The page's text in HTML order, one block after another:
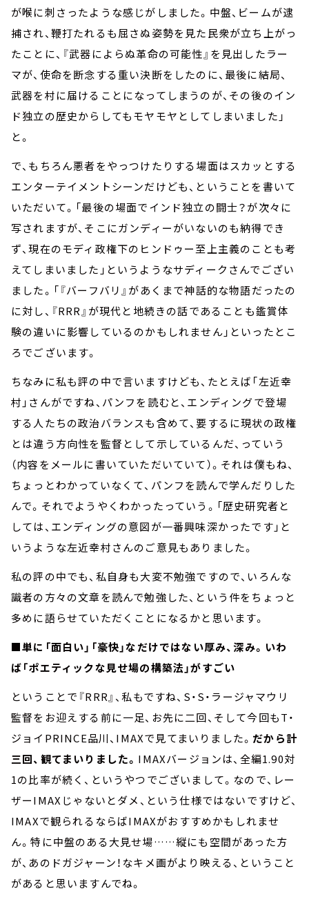
が喉に刺さったような感じがしました。中盤、ビームが逮
捕され、鞭打たれるも屈さぬ姿勢を見た民衆が立ち上がっ
たことに、『武器によらぬ革命の可能性』を見出したラー
マが、使命を断念する重い決断をしたのに、最後に結局、
武器を村に届けることになってしまうのが、その後のイン
ド独立の歴史からしてもモヤモヤとしてしまいました」
と。
で、もちろん悪者をやっつけたりする場面はスカッとする
エンターテイメントシーンだけども、ということを書いて
いただいて。「最後の場面でインド独立の闘士？が次々に
写されますが、そこにガンディーがいないのも納得でき
ず、現在のモディ政権下のヒンドゥー至上主義のことも考
えてしまいました」というようなサディークさんでござい
ました。「『バーフバリ』があくまで神話的な物語だったの
に対し、『RRR』が現代と地続きの話であることも鑑賞体
験の違いに影響しているのかもしれません」といったとこ
ろでございます。
ちなみに私も評の中で言いますけども、たとえば「左近幸
村」さんがですね、パンフを読むと、エンディングで登場
する人たちの政治バランスも含めて、要するに現状の政権
とは違う方向性を監督として示しているんだ、っていう
（内容をメールに書いていただいていて）。それは僕もね、
ちょっとわかっていなくて、パンフを読んで学んだりした
んで。それでようやくわかったっていう。「歴史研究者と
しては、エンディングの意図が一番興味深かったです」と
いうような左近幸村さんのご意見もありました。
私の評の中でも、私自身も大変不勉強ですので、いろんな
識者の方々の文章を読んで勉強した、という件をちょっと
多めに語らせていただくことになるかと思います。
■単に「面白い」「豪快」なだけではない厚み、深み。いわ
ば「ポエティックな見せ場の構築法」がすごい
ということで『RRR』、私もですね、S・S・ラージャマウリ
監督をお迎えする前に一足、お先に二回、そして今回もT・
ジョイPRINCE品川、IMAXで見てまいりました。 だから計
三回、観てまいりました。 IMAXバージョンは、全編1.90対
1の比率が続く、というやつでございまして。なので、レー
ザーIMAXじゃないとダメ、という仕様ではないですけど、
IMAXで観られるならばIMAXがおすすめかもしれませ
ん。特に中盤のある大見せ場……縦にも空間があった方
が、あのドガジャーン！なキメ画がより映える、ということ
があると思いますんでね。